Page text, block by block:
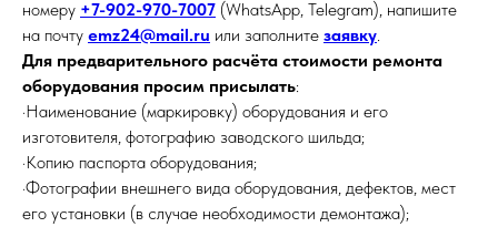
номеру +7-902-970-7007 (WhatsApp, Telegram), напишите
на почту emz24@mail.ru или заполните заявку.
Для предварительного расчёта стоимости ремонта
оборудования просим присылать:
·Наименование (маркировку) оборудования и его
изготовителя, фотографию заводского шильда;
·Копию паспорта оборудования;
·Фотографии внешнего вида оборудования, дефектов, мест
его установки (в случае необходимости демонтажа);